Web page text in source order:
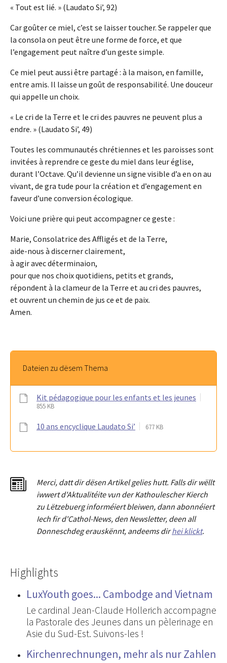
« Tout est lié. » (Laudato Si’, 92)
Car goûter ce miel, c’est se laisser toucher. Se rappeler que
la consola on peut être une forme de force, et que
l’engagement peut naître d’un geste simple.
Ce miel peut aussi être partagé : à la maison, en famille,
entre amis. Il laisse un goût de responsabilité. Une douceur
qui appelle un choix.
« Le cri de la Terre et le cri des pauvres ne peuvent plus a
endre. » (Laudato Si’, 49)
Toutes les communautés chrétiennes et les paroisses sont
invitées à reprendre ce geste du miel dans leur église,
durant l’Octave. Qu’il devienne un signe visible d’a en on au
vivant, de gra tude pour la création et d’engagement en
faveur d’une conversion écologique.
Voici une prière qui peut accompagner ce geste :
Marie, Consolatrice des Affligés et de la Terre,
aide-nous à discerner clairement,
à agir avec déterminaion,
pour que nos choix quotidiens, petits et grands,
répondent à la clameur de la Terre et au cri des pauvres,
et ouvrent un chemin de jus ce et de paix.
Amen.
Dateien zu dësem Thema
Kit pédagogique pour les enfants et les jeunes
855 KB
10 ans encyclique Laudato Si’ 677 KB
Merci, dattdir dësen Artikel gelies hutt. Falls dir wëllt
iwwert d'Aktualitéite vun der Kathoulescher Kierch
zu Lëtzebuerg informéiert bleiwen, dann abonnéiert
Iech fir d'Cathol-News, den Newsletter, deen all
Donneschdeg erauskënnt, andeems dirhei klickt.
Highlights
LuxYouth goes... Cambodge and Vietnam
Le cardinal Jean-Claude Hollerich accompagne
la Pastorale des Jeunes dans un pèlerinage en
Asie du Sud-Est. Suivons-les !
Kirchenrechnungen, mehr als nur Zahlen